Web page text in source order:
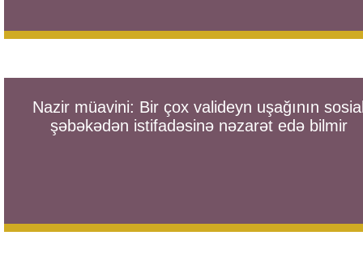
Nazir müavini: Bir çox valideyn uşağının
şəbəkədən istifadəsinə nəzarət edə bilmir